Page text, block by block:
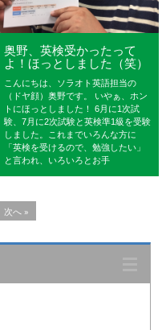
奥野、英検受かったって
よ！ほっとしました（笑）
こんにちは、ソラオト英語担当の
（ドヤ顔）奥野です。 いやぁ、ホン
トにほっとしました！ 6月に1次試
験、7月に2次試験と英検準1級を受験
しました。これまでいろんな方に
「英検を受けるので、勉強したい」
と言われ、いろいろとお手
次へ »